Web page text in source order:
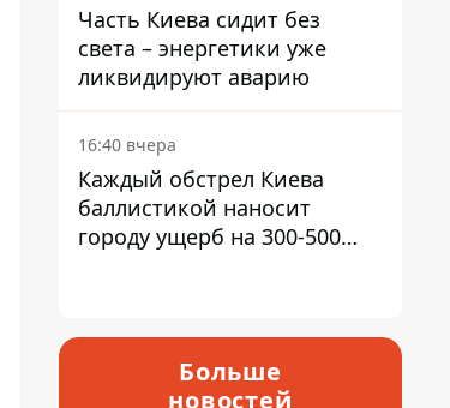
Часть Киева сидит без
света – энергетики уже
ликвидируют аварию
16:40 вчера
Каждый обстрел Киева
баллистикой наносит
городу ущерб на 300-500
Больше
новостей